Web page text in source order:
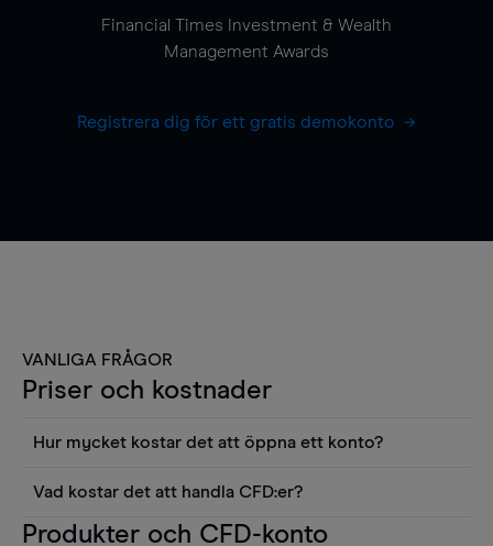
Financial Times Investment & Wealth
Management Awards
Registrera dig för ett gratis demokonto
VANLIGA FRÅGOR
Priser och kostnader
Hur mycket kostar det att öppna ett konto?
använda sådana verktyg som diagram, Reuters
Vad kostar det att handla CFD:er?
Det är en rad kostnader att tänka på när man
Produkter och CFD-konto